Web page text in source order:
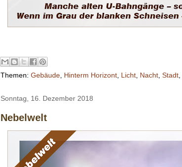
Themen: Gebäude Hinterm Horizont Licht Nacht Stadt
Sonntag, 16. Dezember 2018
Nebelwelt